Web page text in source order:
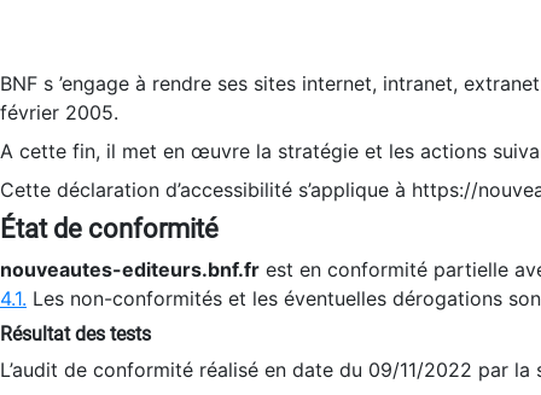
BNF s ’engage à rendre ses sites internet, intranet,
février 2005.
A cette fin, il met en œuvre la stratégie et les actions
Cette déclaration d’accessibilité s’applique à https://
État de conformité
nouveautes-editeurs.bnf.fr est en conformité partielle
4.1. Les non-conformités et les éventuelles dérogations
Résultat des tests
L’audit de conformité réalisé en date du 09/11/2022 par